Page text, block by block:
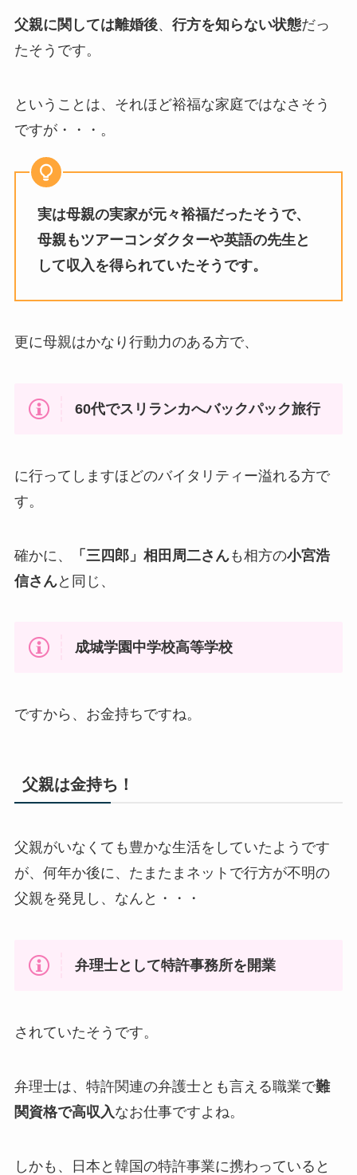
父親に関しては離婚後、 行方を知らない状態だっ
たそうです。
ということは、それほど裕福な家庭ではなさそう
ですが・・・。
実は母親の実家が元々裕福だったそうで、
母親もツアーコンダクターや英語の先生と
して収入を得られていたそうです。
更に母親はかなり行動力のある方で、
60代でスリランカへバックパック旅行
に行ってしますほどのバイタリティー溢れる方で
す。
確かに、 「三四郎」相田周二さんも相方の小宮浩
信さんと同じ、
成城学園中学校高等学校
ですから、お金持ちですね。
父親は金持ち！
父親がいなくても豊かな生活をしていたようです
が、何年か後に、たまたまネットで行方が不明の
父親を発見し、なんと・・・
弁理士として特許事務所を開業
されていたそうです。
弁理士は、特許関連の弁護士とも言える職業で難
関資格で高収入なお仕事ですよね。
しかも、日本と韓国の特許事業に携わっていると